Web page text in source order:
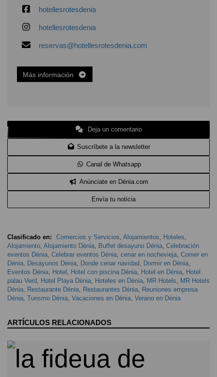
hotellesrotesdenia
hotellesrotesdenia
reservas@hotellesrotesdenia.com
Más información
Deja un comentario
Suscríbete a la newsletter
Canal de Whatsapp
Anúnciate en Dénia.com
Envía tu noticia
Clasificado en: Comercios y Servicios Alojamientos Hoteles
Alojamiento Alojamiento Dénia Buffet desayuno Dénia Celebración
eventos Dénia Celebrar eventos Dénia cenar en nochevieja Comer en
Dénia Desayunos Dénia Donde cenar navidad Dormir en Dénia
Eventos Dénia Hotel Hotel con piscina Dénia Hotel en Dénia Hotel
palau Verd Hotel Playa Dénia Hoteles en Dénia MR Hotels
MR Hotels
Dénia Restaurante Dénia Restaurantes Dénia Reuniones empresa
Dénia Turismo Dénia Vacaciones en Dénia Verano en Dénia
ARTÍCULOS RELACIONADOS